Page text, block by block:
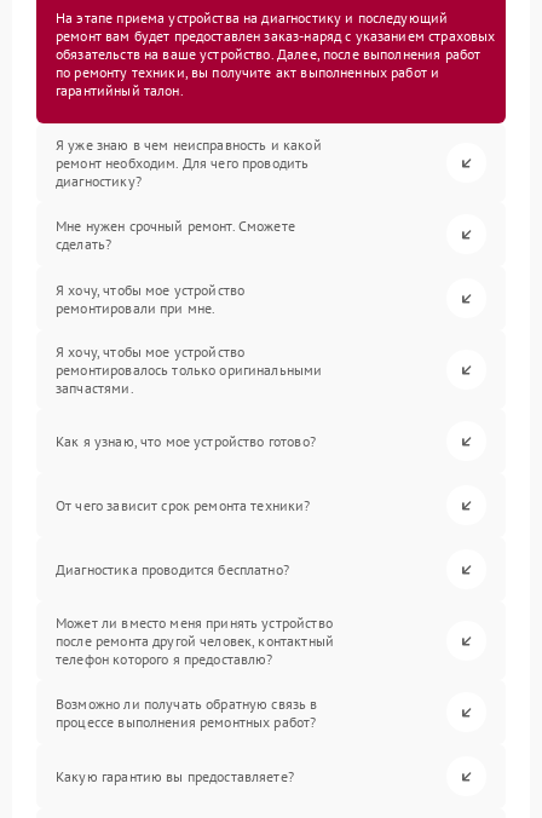
На этапе приема устройства на диагностику и последующий
ремонт вам будет предоставлен заказ-наряд с указанием страховых
обязательств на ваше устройство. Далее, после выполнения работ
по ремонту техники, вы получите акт выполненных работ и
гарантийный талон.
Я уже знаю в чем неисправность и какой
ремонт необходим. Для чего проводить
диагностику?
Мне нужен срочный ремонт. Сможете
сделать?
Я хочу, чтобы мое устройство
ремонтировали при мне.
Я хочу, чтобы мое устройство
ремонтировалось только оригинальными
запчастями.
Как я узнаю, что мое устройство готово?
От чего зависит срок ремонта техники?
Диагностика проводится бесплатно?
Может ли вместо меня принять устройство
после ремонта другой человек, контактный
телефон которого я предоставлю?
Возможно ли получать обратную связь в
процессе выполнения ремонтных работ?
Какую гарантию вы предоставляете?